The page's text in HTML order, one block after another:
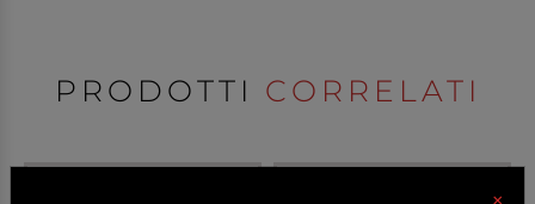
PRODOTTI CORRELATI